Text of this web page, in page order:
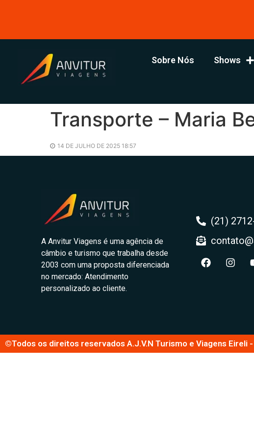
Sobre Nós Shows
Transporte – Maria
14 DE JULHO DE 2025 18:57
A Anvitur Viagens é uma agência de
câmbio e turismo que trabalha desde
2003 com uma proposta diferenciada
no mercado: Atendimento
personalizado ao cliente.
(21)
©Todos os direitos reservados A.J.V.N Turismo e Viagens Eireli